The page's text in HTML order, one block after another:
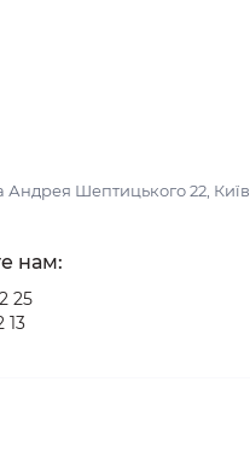
Шептицького 22, Київ,
нам:
25
13